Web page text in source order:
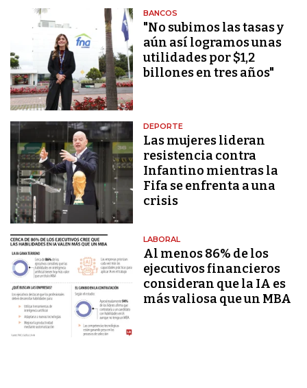
BANCOS
"No subimos las tasas y
aún así logramos unas
utilidades por $1,2
billones en tres años"
DEPORTE
Las mujeres lideran
resistencia contra
Infantino mientras la
Fifa se enfrenta a una
crisis
LABORAL
Al menos 86% de los
ejecutivos financieros
consideran que la IA es
más valiosa que un MBA